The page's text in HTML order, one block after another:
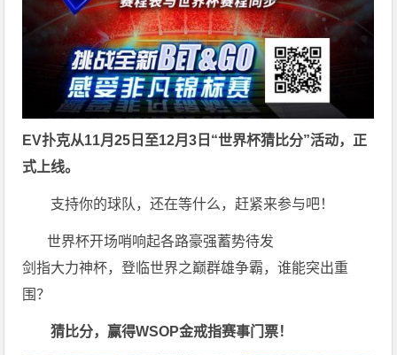
EV扑克从11月25日至12月3日 “世界杯猜比分”活动，正
式上线。
支持你的球队，还在等什么，赶紧来参与吧！
世界杯开场哨响起各路豪强蓄势待发
剑指大力神杯，登临世界之巅群雄争霸，谁能突出重
围？
猜比分，赢得WSOP金戒指赛事门票！